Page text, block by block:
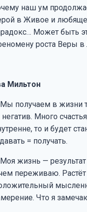
наш ум
в Живое и
Может быть
роста Веры
Мильтон
получаем в жизни
негатив. Много
то и будет
= получать.
жизнь —
переживаю.
Что я